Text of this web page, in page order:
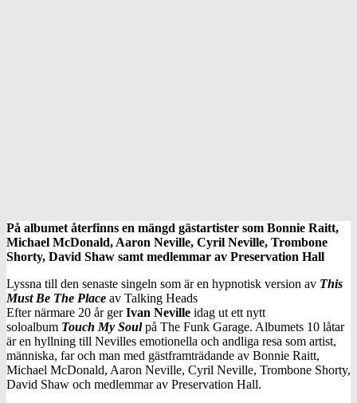
På albumet återfinns en mängd gästartister som Bonnie Raitt,
Michael McDonald, Aaron Neville, Cyril Neville, Trombone
Shorty, David Shaw samt medlemmar av Preservation Hall
Lyssna till den senaste singeln som är en hypnotisk version av This
Must Be The Place av Talking Heads
Efter närmare 20 år gerIvan Neville idag ut ett nytt
soloalbum Touch My Soulpå The Funk Garage. Albumets 10 låtar
är en hyllning till Nevilles emotionella och andliga resa som artist,
människa, far och man med gästframträdande av Bonnie Raitt,
Michael McDonald, Aaron Neville, Cyril Neville, Trombone Shorty,
David Shaw och medlemmar av Preservation Hall.